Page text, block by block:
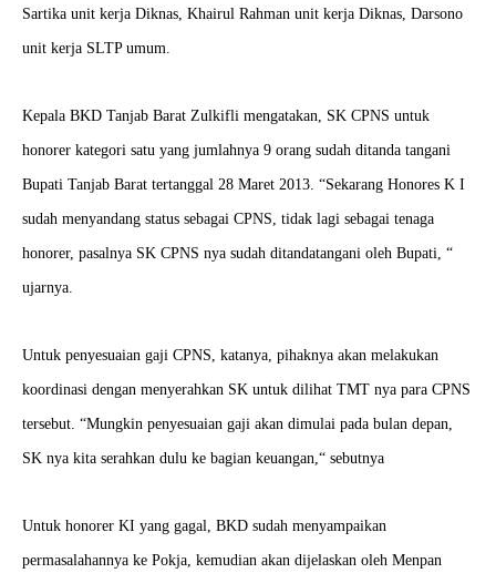
Sartika unit kerja Diknas, Khairul Rahman unit kerja Diknas, Darsono
unit kerja SLTP umum.
Kepala BKD Tanjab Barat Zulkifli mengatakan, SK CPNS untuk
honorer kategori satu yang jumlahnya 9 orang sudah ditanda tangani
Bupati Tanjab Barat tertanggal 28 Maret 2013. “Sekarang Honores K I
sudah menyandang status sebagai CPNS, tidak lagi sebagai tenaga
honorer, pasalnya SK CPNS nya sudah ditandatangani oleh Bupati, “
ujarnya.
Untuk penyesuaian gaji CPNS, katanya, pihaknya akan melakukan
koordinasi dengan menyerahkan SK untuk dilihat TMT nya para CPNS
tersebut. “Mungkin penyesuaian gaji akan dimulai pada bulan depan,
SK nya kita serahkan dulu ke bagian keuangan,“ sebutnya
Untuk honorer KI yang gagal, BKD sudah menyampaikan
permasalahannya ke Pokja, kemudian akan dijelaskan oleh Menpan